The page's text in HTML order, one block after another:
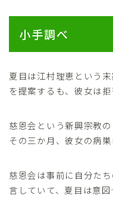
小手調べ
夏目は江村理恵という
を提案するも、彼女は拒
慈恩会という新興宗教
その三か月、彼女の病巣
慈恩会は事前に自分た
言していて、夏目は意